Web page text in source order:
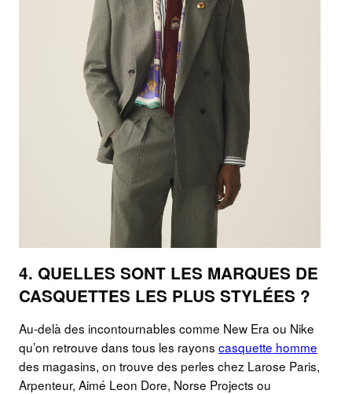
4. QUELLES SONT LES MARQUES DE
CASQUETTES LES PLUS STYLÉES ?
Au-delà des incontournables comme New Era ou Nike
qu’on retrouve dans tous les rayons casquette homme
des magasins, on trouve des perles chez Larose Paris,
Arpenteur, Aimé Leon Dore, Norse Projects ou